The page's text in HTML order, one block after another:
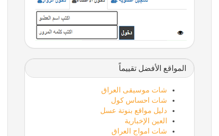
المواقع الأفضل تقييماً
شات موسيقى العراق
شات احساس كول
دليل مواقع بنوتة عسل
العين الإخبارية
شات امواج العراق